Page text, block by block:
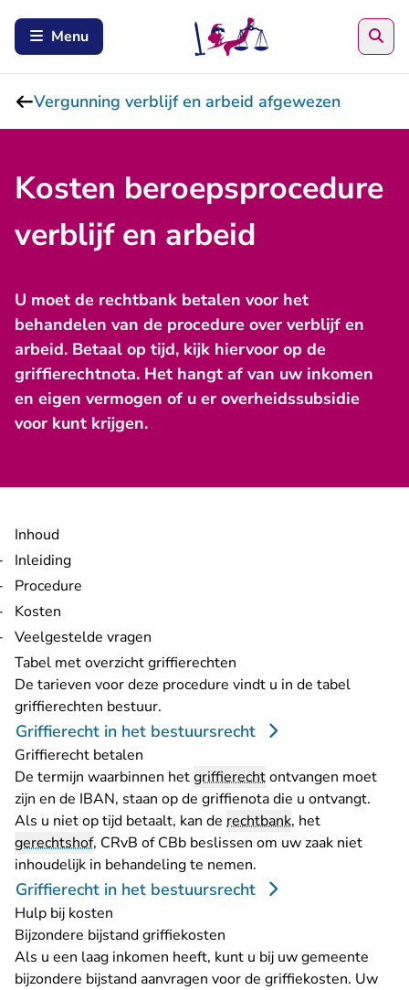
Menu
Vergunning verblijf en arbeid afgewezen
Kosten beroepsprocedure
verblijf en arbeid
U moet de rechtbank betalen voor het
behandelen van de procedure over verblijf en
arbeid. Betaal op tijd, kijk hiervoor op de
griffierechtnota. Het hangt af van uw inkomen
en eigen vermogen of u er overheidssubsidie
voor kunt krijgen.
Inhoud
Inleiding
Procedure
Kosten
Veelgestelde vragen
Tabel met overzicht griffierechten
De tarieven voor deze procedure vindt u in de tabel
griffierechten bestuur.
Griffierecht in het bestuursrecht
Griffierecht betalen
De termijn waarbinnen hetgriffierechtontvangen moet
zijn en de IBAN, staan op de griffienota die u ontvangt.
Als u niet op tijd betaalt, kan de rechtbank, het
gerechtshof, CRvB of CBb beslissen om uw zaak niet
inhoudelijk in behandeling te nemen.
Griffierecht in het bestuursrecht
Hulp bij kosten
Bijzondere bijstand griffiekosten
Als u een laag inkomen heeft, kunt u bij uw gemeente
bijzondere bijstand aanvragen voor de griffiekosten. Uw